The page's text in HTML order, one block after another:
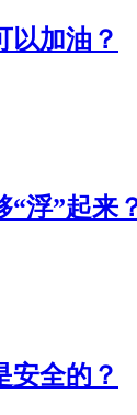
以加油？
“浮”起来
安全的？